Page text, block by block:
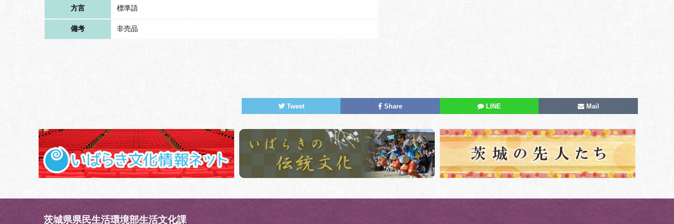
方言 標準語
備考 非売品
Tweet Share LINE Mail
茨城県県民生活環境部生活文化課